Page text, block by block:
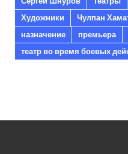
Художники
Чулпан
назначение
премьера
театр во время боевых